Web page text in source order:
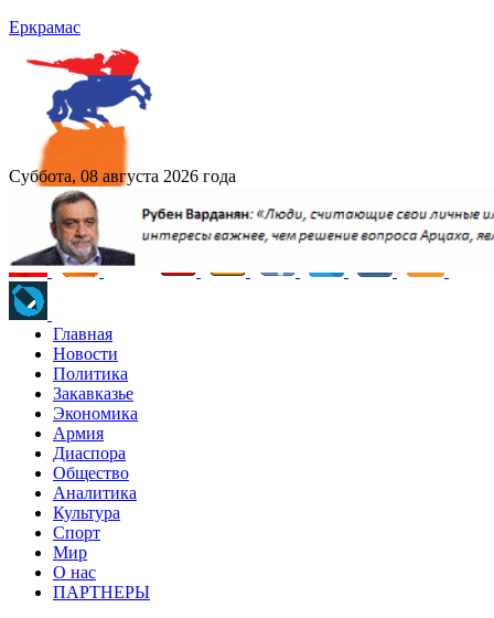
Еркрамас
Суббота, 08 августа 2026 года
Главная
Новости
Политика
Закавказье
Экономика
Армия
Диаспора
Общество
Аналитика
Культура
Спорт
Мир
О нас
ПАРТНЕРЫ